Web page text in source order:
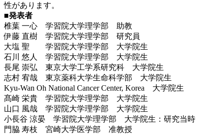
性があります。
■発表者
椎葉 一心 学習院大学理学部 助教
伊藤 直樹 学習院大学理学部 研究員
大塩 聖 学習院大学理学部 大学院生
石川 悠人 学習院大学理学部 大学院生
長尾 崇弘 東京大学工学系研究科 大学院生
志村 宥哉 東京薬科大学生命科学部 大学院生
Kyu-Wan Oh National Cancer Center, Korea 大学院生
髙崎 栄貴 学習院大学理学部 大学院生
山口 風哉 学習院大学理学部 大学院生
小長谷 涼晏 学習院大学理学部 大学院生：研究当時
門脇 寿枝 宮崎大学医学部 准教授